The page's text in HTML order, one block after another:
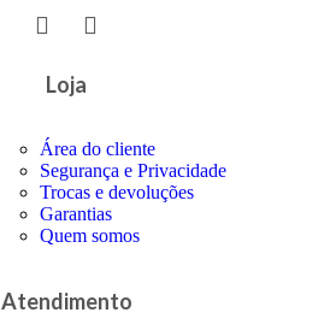
Loja
Área do cliente
Segurança e Privacidade
Trocas e devoluções
Garantias
Quem somos
Atendimento